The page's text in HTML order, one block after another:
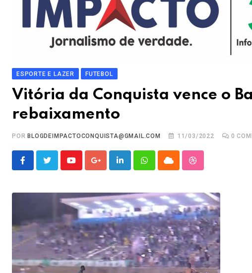
ESPORTE E LAZER FUTEBOL
Vitória da Conquista vence o
rebaixamento
POR BLOGDEIMPACTOCONQUISTA@GMAIL.COM 11/03/2022 0
YoutubeGoogle+LinkedInWhatsappCloud StumbleUpon